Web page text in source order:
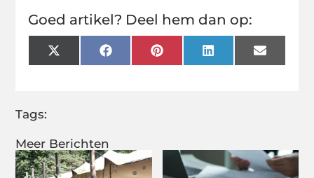
Meer Berichten
Goed artikel? Deel hem dan op:
X
(Twitter)
FacebookPinterestLinkedInEmail
Tags: